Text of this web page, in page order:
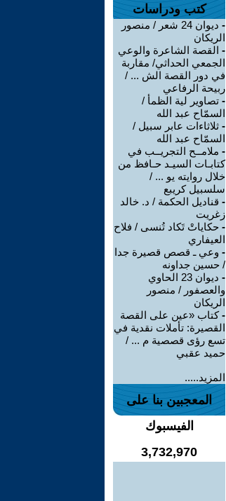
كتب ودراسات
-
ديوان 24 شعر / منصور
الريكان
- القصة الشاعرة والوعي
الجمعي الحداثي/ مقاربة
في دور القصة الش ... /
ربيحة الرفاعي
- تصاوير لية الظمأ /
السمّاح عبد الله
- ثلاثاءات عابر سبيل /
السمّاح عبد الله
- ملامــح التجريــب في
كتابـات السيـد حـافظ من
خلال روايته يو ... /
سلسبيل كريبع
- قناديل الحكمة / د. خالد
زغريت
- حكاياتْ تَكاد تُنسى / فلاح
العيفاري
- وعي ـ قصص قصيرة جدا
/ حسين جداونه
-
ديوان 23 الحاوي
والعصفور / منصور
الريكان
-كتاب «عين على القصة
القصيرة: تأملات نقدية في
تسع رؤى قصصية م ... /
حميد عقبي
المزيد.....
المعجبين بنا على
الفيسبوك
3,732,970